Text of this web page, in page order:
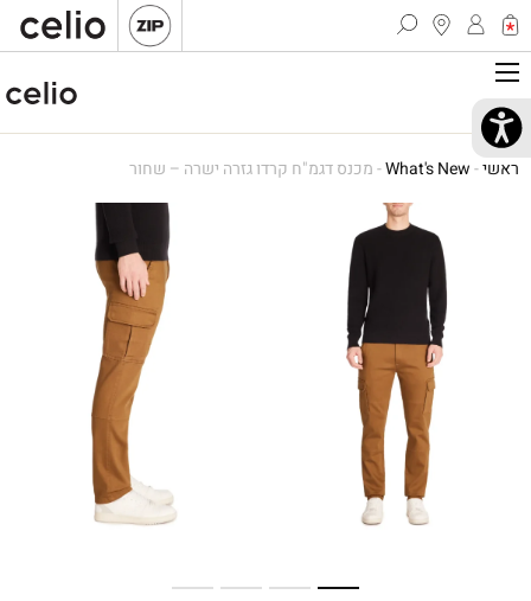
ראשי-
What's New
-מכנס דגמ"ח קרדו גזרה ישרה – שחור